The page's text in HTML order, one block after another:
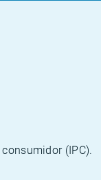
(IPC).